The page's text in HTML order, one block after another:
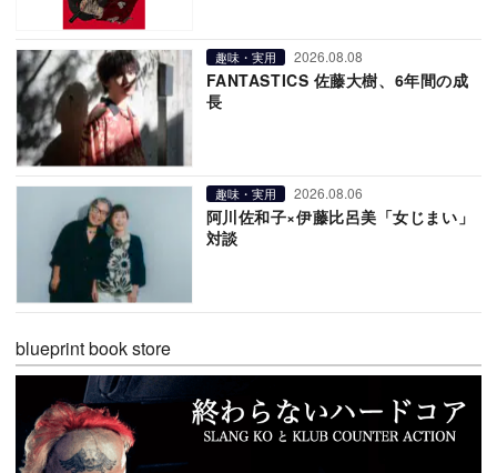
趣味・実用 2026.08.08
FANTASTICS 佐藤大樹、6年間の成
長
趣味・実用 2026.08.06
阿川佐和子×伊藤比呂美「女じまい」
対談
blueprint book store